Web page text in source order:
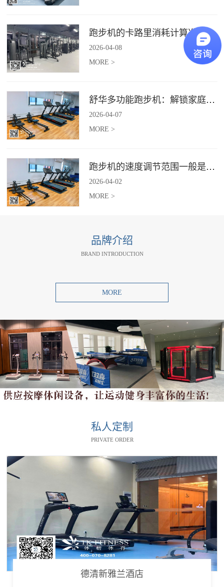
跑步机的卡路里消耗计算准确吗？
2026-04-08
MORE >
舒华多功能跑步机：解锁家庭健身新体验（体楷体育）
2026-04-07
MORE >
跑步机的速度调节范围一般是多少？
2026-04-02
MORE >
品牌介绍
BRAND INTRODUCTION
MORE
私人定制
PRIVATE ORDER
德清新雅兰酒店